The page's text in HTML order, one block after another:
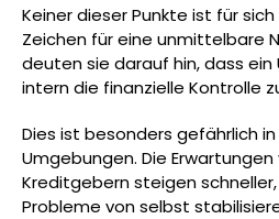
Keiner dieser Punkte ist für
Zeichen für eine unmittelbare
deuten sie darauf hin, dass
intern die finanzielle Kontrolle
Dies ist besonders gefährlich
Umgebungen. Die
Kreditgebern steigen
Probleme von selbst